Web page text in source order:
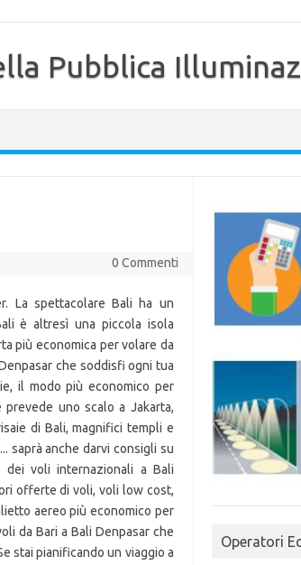
Pubblica
0 Commenti
La spettacolare Bali ha un
è altresì una piccola isola
più economica per volare da
che soddisfi ogni tua
il modo più economico per
uno scalo a Jakarta,
di Bali, magnifici templi e
saprà anche darvi consigli su
voli internazionali a Bali
offerte di voli, voli low cost,
aereo più economico per
da Bari a Bali Denpasar che
stai pianificando un viaggio a
Operatori